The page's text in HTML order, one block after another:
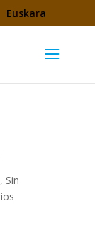
Euskara
, Sin